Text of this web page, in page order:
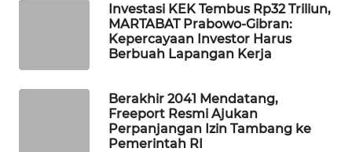
Investasi KEK Tembus Rp32 Triliun,
MARTABAT Prabowo-Gibran:
Kepercayaan Investor Harus
Berbuah Lapangan Kerja
Berakhir 2041 Mendatang,
Freeport Resmi Ajukan
Perpanjangan Izin Tambang ke
Pemerintah RI